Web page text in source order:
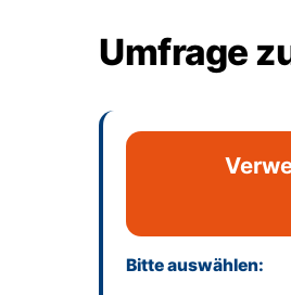
Umfrage
Dieses Feld bitte
Bitte auswählen: